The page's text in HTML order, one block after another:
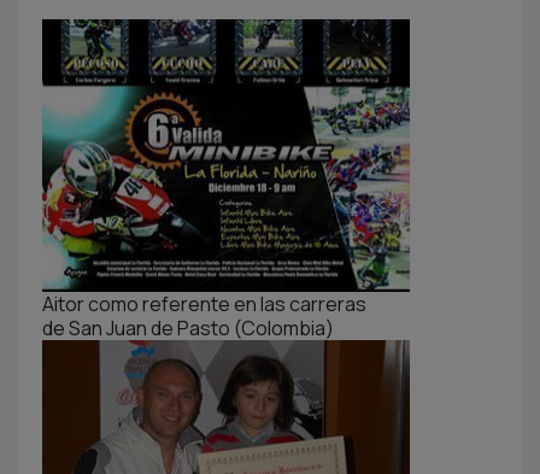
Aitor como referente en las carreras
de San Juan de Pasto (Colombia)